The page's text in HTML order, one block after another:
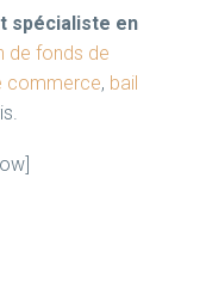
spécialiste en
de fonds de
commerce, bail